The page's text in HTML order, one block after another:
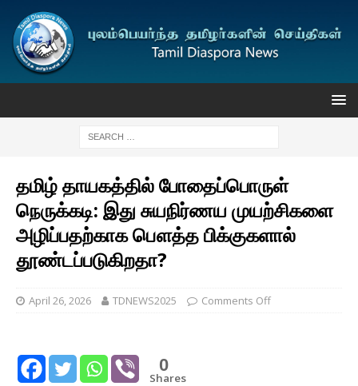
தமிழ் தாயகத்தில் போதைப்பொருள்
நெருக்கடி: இது சுயநிர்ணய முயற்சிகளை
அழிப்பதற்காக பௌத்த பிக்குகளால்
தூண்டப்படுகிறதா?
April 26, 2026 TDNEWS2025 Comments Off
0
Shares